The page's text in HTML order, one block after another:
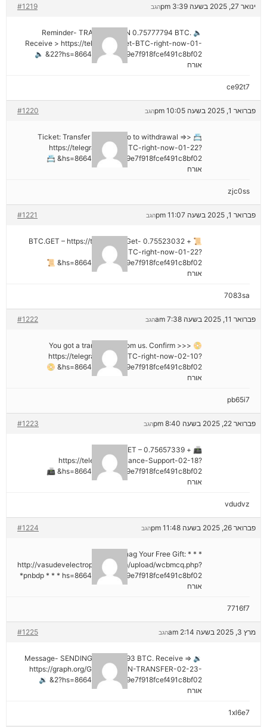
ינואר 27, 2025 בשעה 3:39 pm #1219 הגב
🔈 Reminder- TRANSACTION 0.75777794 BTC.
Receive > https://telegra.ph/Get-BTC-right-now-01-
22?hs=8664c520642b9e7f918fcef491c8bf02& 🔈
אורח
ce92t7
פברואר 1, 2025 בשעה 10:05 pm #1220 הגב
📇 Ticket: Transfer №NB26. Go to withdrawal =>>
https://telegra.ph/Get-BTC-right-now-01-22?
hs=8664c520642b9e7f918fcef491c8bf02& 📇
אורח
zjc0ss
פברואר 1, 2025 בשעה 11:07 pm #1221 הגב
📜 + 0.75523032 BTC.GET – https://telegra.ph/Get-
BTC-right-now-01-22?
hs=8664c520642b9e7f918fcef491c8bf02& 📜
אורח
7083sa
פברואר 11, 2025 בשעה 7:38 am #1222 הגב
📀 You got a transaction from us. Confirm >>>
https://telegra.ph/Get-BTC-right-now-02-10?
hs=8664c520642b9e7f918fcef491c8bf02& 📀
אורח
pb65i7
פברואר 22, 2025 בשעה 8:40 pm #1223 הגב
📠 + 0.75657339 BTC.GET –
https://telegra.ph/Binance-Support-02-18?
hs=8664c520642b9e7f918fcef491c8bf02& 📠
אורח
vdudvz
פברואר 26, 2025 בשעה 11:48 pm #1224 הגב
* * * Snag Your Free Gift:
http://vasudevelectroproject.com/upload/wcbmcq.php?
pnbdp * * * hs=8664c520642b9e7f918fcef491c8bf02*
אורח
7716f7
מרץ 3, 2025 בשעה 2:14 am #1225 הגב
🔉 Message- SENDING 0.75361393 BTC. Receive =>
https://graph.org/GET-BITCOIN-TRANSFER-02-23-
2?hs=8664c520642b9e7f918fcef491c8bf02& 🔉
אורח
1xl6e7